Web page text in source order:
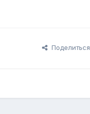
Поделиться